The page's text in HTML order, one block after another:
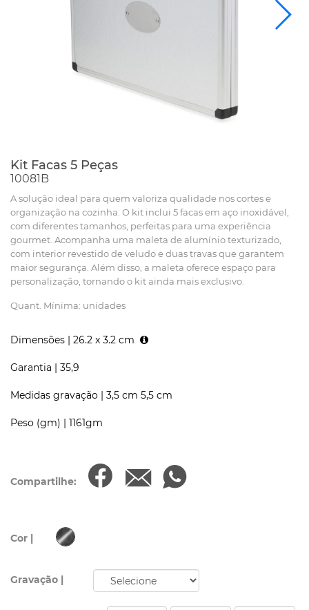
Kit Facas 5 Peças
10081B
A solução ideal para quem valoriza qualidade nos cortes e
organização na cozinha. O kit inclui 5 facas em aço inoxidável,
com diferentes tamanhos, perfeitas para uma experiência
gourmet. Acompanha uma maleta de alumínio texturizado,
com interior revestido de veludo e duas travas que garantem
maior segurança. Além disso, a maleta oferece espaço para
personalização, tornando o kit ainda mais exclusivo.
Quant. Mínima: unidades
Dimensões | 26.2 x 3.2 cm
Garantia | 35,9
Medidas gravação | 3,5 cm 5,5 cm
Peso (gm) | 1161gm
Compartilhe:
Cor |
Gravação |